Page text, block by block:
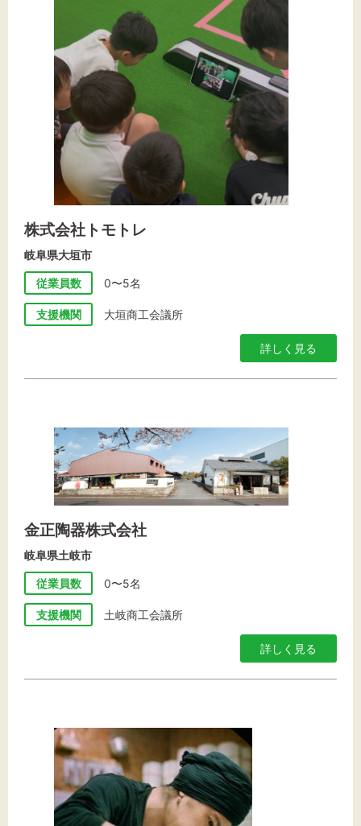
株式会社トモトレ
岐阜県大垣市
従業員数 0〜5名
支援機関 大垣商工会議所
詳しく見る
金正陶器株式会社
岐阜県土岐市
従業員数 0〜5名
支援機関 土岐商工会議所
詳しく見る